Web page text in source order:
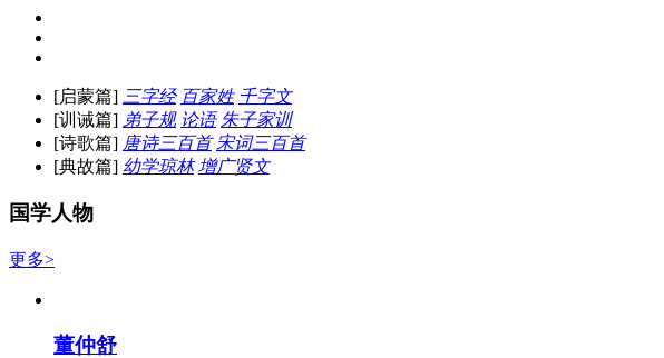
[启蒙篇] 三字经 百家姓 千字文
[训诫篇] 弟子规 论语 朱子家训
[诗歌篇] 唐诗三百首 宋词三百首
[典故篇] 幼学琼林 增广贤文
国学人物
更多>
董仲舒